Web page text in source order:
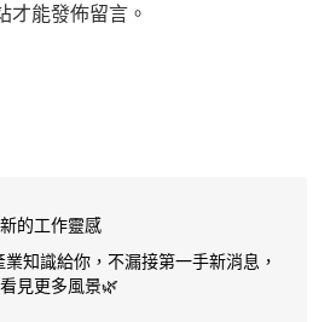
才能發佈留言。
的工作靈感
知識給你，不漏接第一手新消息，
見更多風景🌿